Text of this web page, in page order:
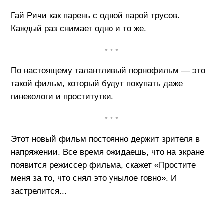
Гай Ричи как парень с одной парой трусов.
Каждый раз снимает одно и то же.
• • •
По настоящему талантливый порнофильм — это
такой фильм, который будут покупать даже
гинекологи и проститутки.
• • •
Этот новый фильм постоянно держит зрителя в
напряжении. Все время ожидаешь, что на экране
появится режиссер фильма, скажет «Простите
меня за то, что снял это унылое говно». И
застрелится...